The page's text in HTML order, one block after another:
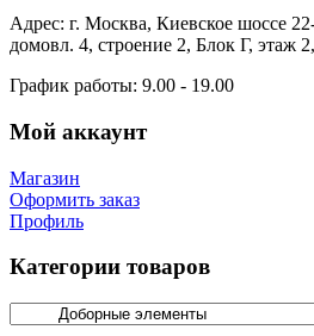
Адрес: г. Москва, Киевское шоссе
домовл. 4, строение 2, Блок Г, этаж
График работы: 9.00 - 19.00
Мой аккаунт
Магазин
Оформить заказ
Профиль
Категории товаров